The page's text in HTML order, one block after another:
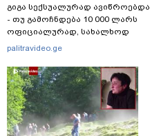
გიგა სექსუალურად ავიწროებდა
- თუ გამოჩნდება 10 000 ლარს
ოფიციალურად, სახალხოდ
გადავცემ" - ეკა კუპატაძე
palitravideo.ge